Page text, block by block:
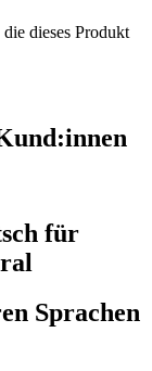
dieses Produkt
für
Sprachen